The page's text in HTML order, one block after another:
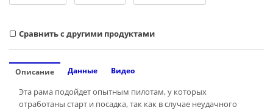
Cравнить с другими продуктами
Описание Данные Видео
Эта рама подойдет опытным пилотам, у которых
отработаны старт и посадка, так как в случае неудачного